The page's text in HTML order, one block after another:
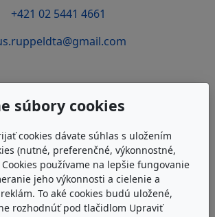
+421 02 5441 4661
súbory cookies
cookies dávate súhlas s uložením
(nutné, preferenčné, výkonnostné,
používame na lepšie fungovanie
jeho výkonnosti a cielenie a
To aké cookies budú uložené,
rozhodnúť pod tlačidlom Upraviť